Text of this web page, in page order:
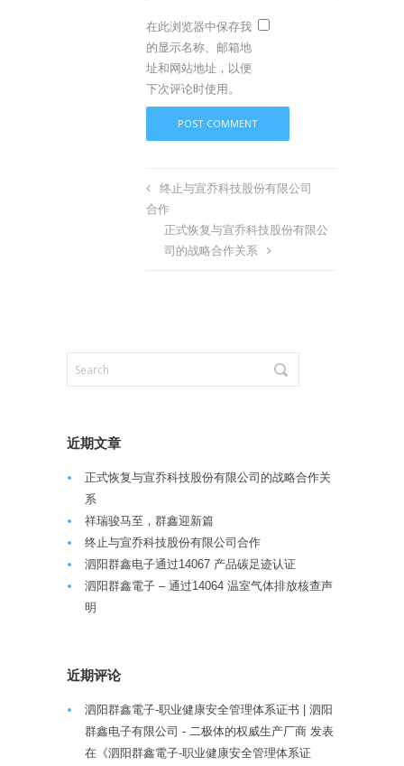
在此浏览器中保存我
的显示名称、邮箱地
址和网站地址，以便
下次评论时使用。
终止与宣乔科技股份有限公司
合作
正式恢复与宣乔科技股份有限公
司的战略合作关系
近期文章
正式恢复与宣乔科技股份有限公司的战略合作关
系
祥瑞骏马至，群鑫迎新篇
终止与宣乔科技股份有限公司合作
泗阳群鑫电子通过14067 产品碳足迹认证
泗阳群鑫電子 – 通过14064 温室气体排放核查声
明
近期评论
泗阳群鑫電子-职业健康安全管理体系证书 | 泗阳
群鑫电子有限公司 - 二极体的权威生产厂商 发表
在《泗阳群鑫電子-职业健康安全管理体系证